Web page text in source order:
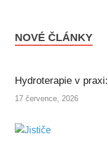
NOVÉ ČLÁNKY
Hydroterapie v
17 července, 2026